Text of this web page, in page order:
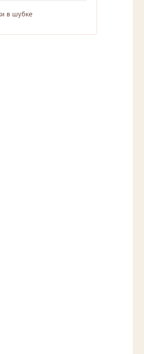
в шубке